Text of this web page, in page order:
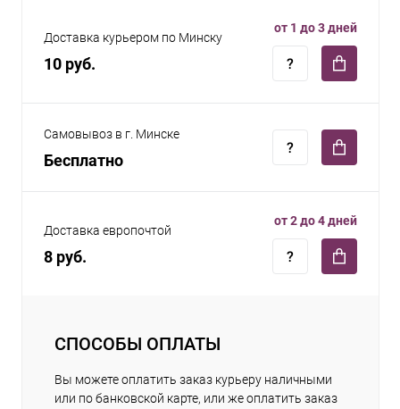
Доставка курьером по Минску
10 руб.
от 1 до 3 дней
Самовывоз в г. Минске
Бесплатно
Доставка европочтой
8 руб.
от 2 до 4 дней
СПОСОБЫ ОПЛАТЫ
Вы можете оплатить заказ курьеру наличными
или по банковской карте, или же оплатить заказ